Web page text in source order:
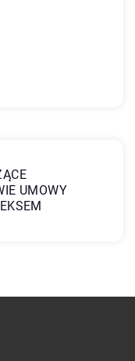
UMOWY